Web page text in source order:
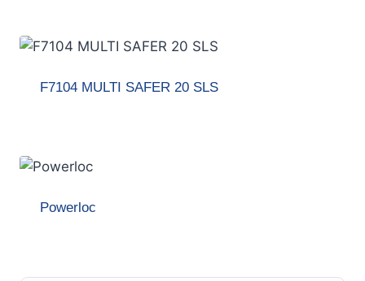
F7104 MULTI SAFER 20 SLS
Powerloc